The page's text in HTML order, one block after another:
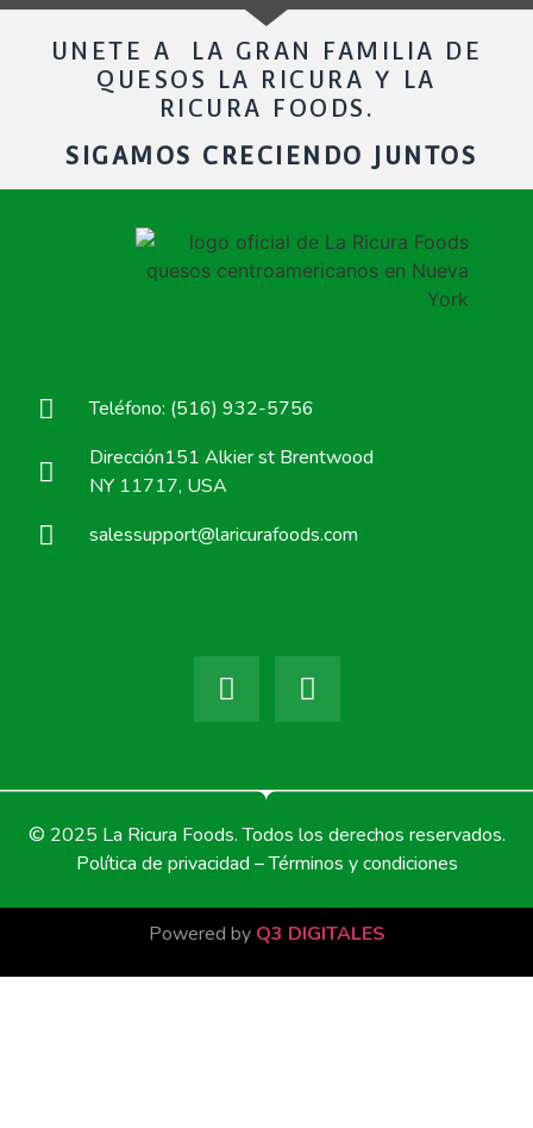
UNETE A LA GRAN FAMILIA DE
QUESOS LA RICURA Y LA
RICURA FOODS.
SIGAMOS CRECIENDO JUNTOS
Teléfono: (516) 932-5756
Dirección151 Alkier st Brentwood
NY 11717, USA
salessupport@laricurafoods.com
© 2025 La Ricura Foods. Todos los derechos reservados.
Política de privacidad – Términos y condiciones
Powered by Q3 DIGITALES